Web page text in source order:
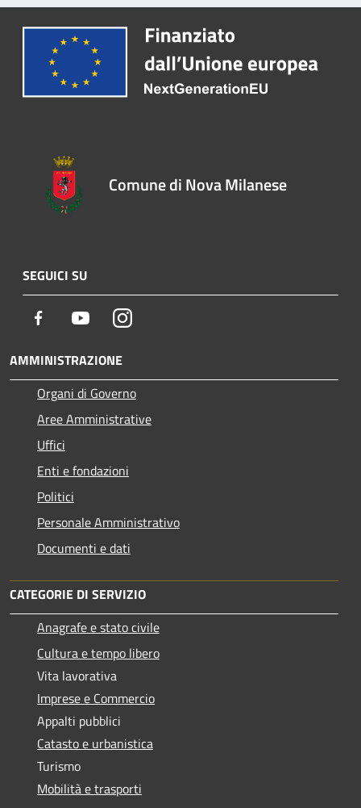
Comune di Nova Milanese
SEGUICI SU
Facebook YoutubeInstagram
AMMINISTRAZIONE
Organi di Governo
Aree Amministrative
Uffici
Enti e fondazioni
Politici
Personale Amministrativo
Documenti e dati
CATEGORIE DI SERVIZIO
Anagrafe e stato civile
Cultura e tempo libero
Vita lavorativa
Imprese e Commercio
Appalti pubblici
Catasto e urbanistica
Turismo
Mobilità e trasporti